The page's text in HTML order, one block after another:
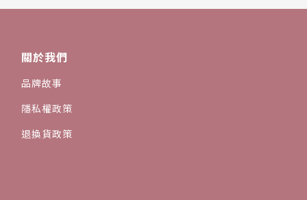
關於我們
品牌故事
隱私權政策
退換貨政策